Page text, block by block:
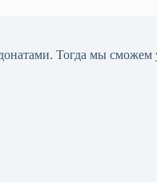
. Тогда мы сможем